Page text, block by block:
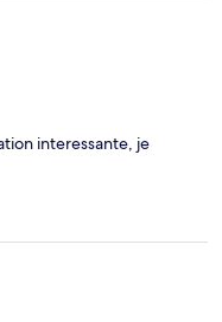
interessante, je